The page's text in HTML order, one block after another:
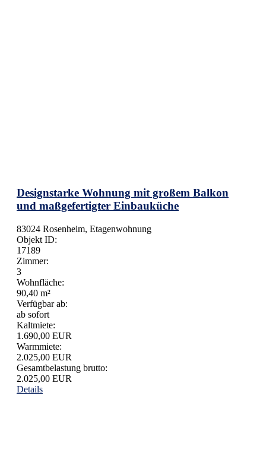
Designstarke Wohnung mit großem Balkon
und maßgefertigter Einbauküche
83024 Rosenheim, Etagenwohnung
Objekt ID:
17189
Zimmer:
3
Wohnfläche:
90,40 m²
Verfügbar ab:
ab sofort
Kaltmiete:
1.690,00 EUR
Warmmiete:
2.025,00 EUR
Gesamtbelastung brutto:
2.025,00 EUR
Details